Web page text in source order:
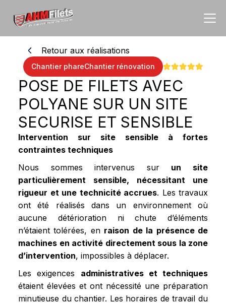
Retour aux réalisations
Chantier phareChantier rénovation
POSE DE FILETS AVEC
POLYANE SUR UN SITE
SECURISE ET SENSIBLE
Intervention sur site sensible à fortes
contraintes techniques
Nous sommes intervenus sur un site
particulièrement sensible, nécessitant une
rigueur et une technicité accrues. Les travaux
ont été réalisés dans un environnement où
aucune détérioration ni chute d’éléments
n’étaient tolérées, en raison de la présence de
machines en activité directement sous la zone
d’intervention, impossibles à déplacer.
Les exigences administratives et techniques
étaient élevées et ont nécessité une préparation
minutieuse du chantier. Les horaires de travail du